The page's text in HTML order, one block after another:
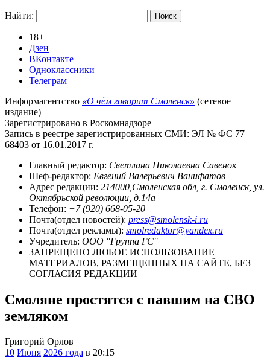
Найти:
18+
Дзен
ВКонтакте
Одноклассники
Телеграм
Информагентство «О чём говорит Смоленск» (сетевое
издание)
Зарегистрировано в Роскомнадзоре
Запись в реестре зарегистрированных СМИ: ЭЛ № ФС 77 –
68403 от 16.01.2017 г.
Главный редактор: Светлана Николаевна Савенок
Шеф-редактор: Евгений Валерьевич Ванифатов
Адрес редакции: 214000,Смоленская обл, г. Смоленск, ул.
Октябрьской революции, д.14а
Телефон: +7 (920) 668-05-20
Почта(отдел новостей): press@smolensk-i.ru
Почта(отдел рекламы): smolredaktor@yandex.ru
Учредитель: ООО "Группа ГС"
ЗАПРЕЩЕНО ЛЮБОЕ ИСПОЛЬЗОВАНИЕ
МАТЕРИАЛОВ, РАЗМЕЩЕННЫХ НА САЙТЕ, БЕЗ
СОГЛАСИЯ РЕДАКЦИИ
Смоляне простятся с павшим на СВО
земляком
Григорий Орлов
10 Июня 2026 года в 20:15